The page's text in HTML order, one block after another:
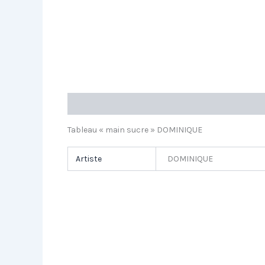
Tableau « main sucre » DOMINIQUE
Artiste DOMINIQUE